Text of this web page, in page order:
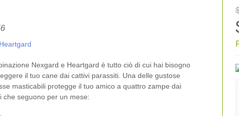
Heartgard
Nexgard e Heartgard è tutto ciò di cui hai bisogno
il tuo cane dai cattivi parassiti. Una delle gustose
masticabili protegge il tuo amico a quattro zampe dai
che seguono per un mese: